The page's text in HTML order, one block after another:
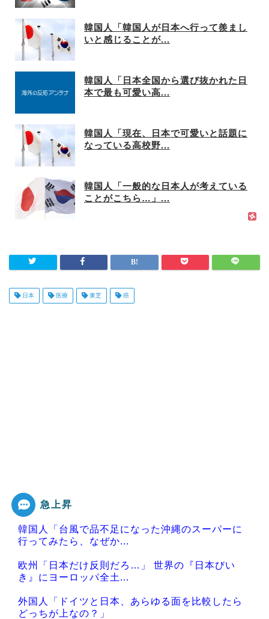
韓国人「韓国人が日本へ行って羨まし
いと感じることが...
韓国人「日本全国から選び抜かれた日
本で最も可愛い高...
韓国人「現在、日本で可愛いと話題に
なっている高校野...
韓国人「一般的な日本人が考えている
ことがこちら…」...
日本 医療 東芝 癌
急上昇
韓国人「台風で品不足になった沖縄のスーパーに
行ってみたら、なぜか...
欧州「日本だけ反則だろ…」 世界の『日本びい
き』にヨーロッパ全土...
外国人「ドイツと日本、あらゆる面を比較したら
どっちが上なの？」